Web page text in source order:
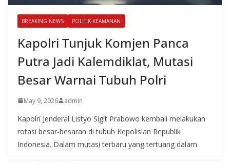
BREAKING NEWS POLITIK-KEAMANAN
Kapolri Tunjuk Komjen Panca
Putra Jadi Kalemdiklat, Mutasi
Besar Warnai Tubuh Polri
May 9, 2026 admin
Kapolri Jenderal Listyo Sigit Prabowo kembali melakukan
rotasi besar-besaran di tubuh Kepolisian Republik
Indonesia. Dalam mutasi terbaru yang tertuang dalam